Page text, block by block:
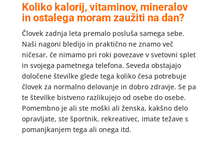
Koliko kalorij, vitaminov, mineralov
in ostalega moram zaužiti na dan?
Človek zadnja leta premalo posluša samega sebe.
Naši nagoni bledijo in praktično ne znamo več
ničesar, če nimamo pri roki povezave v svetovni splet
in svojega pametnega telefona. Seveda obstajajo
določene številke glede tega koliko česa potrebuje
človek za normalno delovanje in dobro zdravje. Se pa
te številke bistveno razlikujejo od osebe do osebe.
Pomembno je ali ste moški ali ženska, kakšno delo
opravljate, ste športnik, rekreativec, imate težave s
pomanjkanjem tega ali onega itd.